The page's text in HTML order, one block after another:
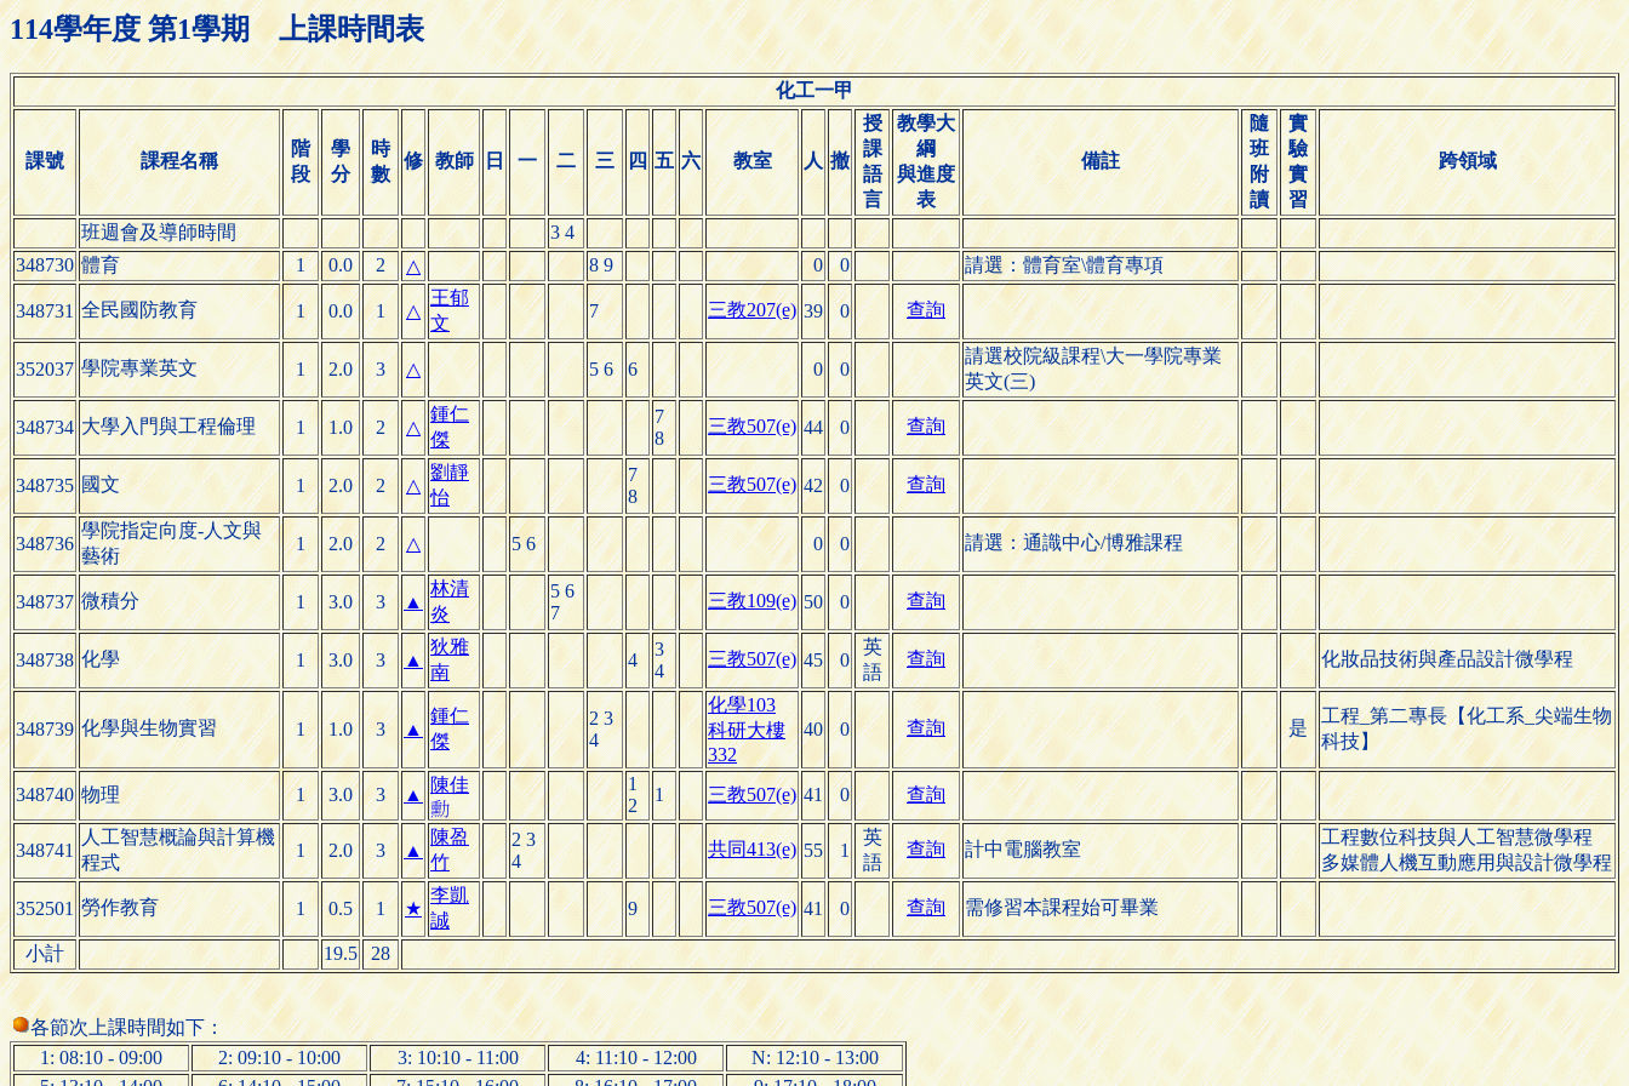
114學年度 第1學期 上課時間表
化工一甲
課號 課程名稱
階
段
學
分
時
數
修 教師 日 一 二 三 四 五 六 教室 人 撤
授
課
語
言
教學大
綱
與進度
表
備註
隨
班
附
讀
實
驗
實
習
跨領域
班週會及導師時間
3 4
348730 體育 1 0.0 2 △ 8 9 0 0 請選：體育室\體育專項
348731 全民國防教育 1 0.0 1 △
王郁
文
7 三教207(e) 39 0 查詢
352037 學院專業英文 1 2.0 3 △ 5 6 6 0 0
請選校院級課程\大一學院專業
英文(三)
348734 大學入門與工程倫理 1 1.0 2 △
鍾仁
傑
7
8
三教507(e) 44 0 查詢
348735 國文 1 2.0 2 △
劉靜
怡
7
8
三教507(e) 42 0 查詢
348736
學院指定向度-人文與
藝術
1 2.0 2 △ 5 6 0 0 請選：通識中心/博雅課程
348737 微積分 1 3.0 3 ▲
林清
炎
5 6
7
三教109(e) 50 0 查詢
348738 化學 1 3.0 3 ▲
狄雅
南
4
3
4
三教507(e) 45 0
英
語
查詢 化妝品技術與產品設計微學程
348739 化學與生物實習 1 1.0 3 ▲
鍾仁
傑
2 3
4
化學103
科研大樓
332
40 0 查詢 是
工程_第二專長【化工系_尖端生物
科技】
348740 物理 1 3.0 3 ▲ 陳佳

1
2
1 三教507(e) 41 0 查詢
348741
人工智慧概論與計算機
程式
1 2.0 3 ▲
陳盈
竹
2 3
4
共同413(e) 55 1
英
語
查詢 計中電腦教室
工程數位科技與人工智慧微學程
多媒體人機互動應用與設計微學程
352501 勞作教育 1 0.5 1 ★
李凱
誠
9 三教507(e) 41 0 查詢 需修習本課程始可畢業
小計 19.5 28
各節次上課時間如下：
1: 08:10 - 09:00
2: 09:10 - 10:00 3: 10:10 - 11:00 4: 11:10 - 12:00
N: 12:10 - 13:00